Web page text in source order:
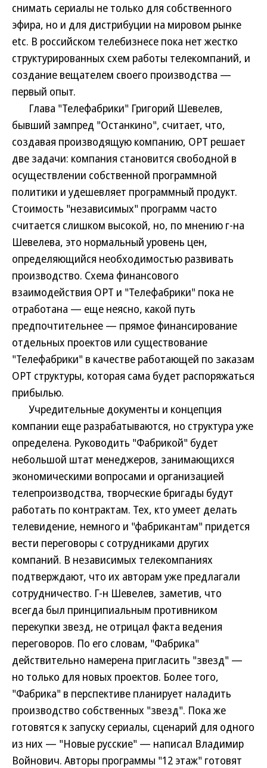
снимать сериалы не только для собственного
эфира, но и для дистрибуции на мировом рынке
etc. В российском телебизнесе пока нет жестко
структурированных схем работы телекомпаний, и
создание вещателем своего производства —
первый опыт.
Глава "Телефабрики" Григорий Шевелев,
бывший зампред "Останкино", считает, что,
создавая производящую компанию, ОРТ решает
две задачи: компания становится свободной в
осуществлении собственной программной
политики и удешевляет программный продукт.
Стоимость "независимых" программ часто
считается слишком высокой, но, по мнению г-на
Шевелева, это нормальный уровень цен,
определяющийся необходимостью развивать
производство. Схема финансового
взаимодействия ОРТ и "Телефабрики" пока не
отработана — еще неясно, какой путь
предпочтительнее — прямое финансирование
отдельных проектов или существование
"Телефабрики" в качестве работающей по заказам
ОРТ структуры, которая сама будет распоряжаться
прибылью.
Учредительные документы и концепция
компании еще разрабатываются, но структура уже
определена. Руководить "Фабрикой" будет
небольшой штат менеджеров, занимающихся
экономическими вопросами и организацией
телепроизводства, творческие бригады будут
работать по контрактам. Тех, кто умеет делать
телевидение, немного и "фабрикантам" придется
вести переговоры с сотрудниками других
компаний. В независимых телекомпаниях
подтверждают, что их авторам уже предлагали
сотрудничество. Г-н Шевелев, заметив, что
всегда был принципиальным противником
перекупки звезд, не отрицал факта ведения
переговоров. По его словам, "Фабрика"
действительно намерена пригласить "звезд" —
но только для новых проектов. Более того,
"Фабрика" в перспективе планирует наладить
производство собственных "звезд". Пока же
готовятся к запуску сериалы, сценарий для одного
из них — "Новые русские" — написал Владимир
Войнович. Авторы программы "12 этаж" готовят